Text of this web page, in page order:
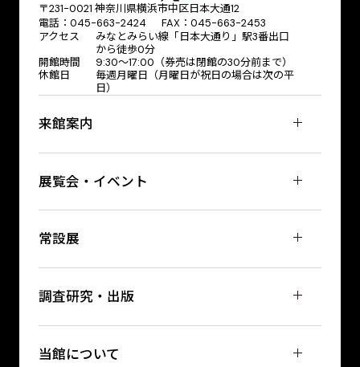
〒231-0021 神奈川県横浜市中区日本大通12
電話：045-663-2424 FAX：045-663-2453
アクセス
みなとみらい線「日本大通り」駅3番出口
から徒歩0分
開館時間
9:30～17:00（券売は閉館の30分前まで）
休館日
毎週月曜日（月曜日が祝日の場合は次の平
日）
来館案内
展覧会・イベント
常設展
調査研究・出版
当館について